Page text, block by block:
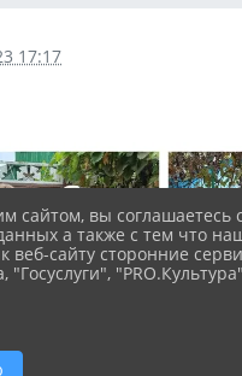
17:17
сайтом, вы соглашаетесь
а также с тем что
веб-сайту сторонние
"Госуслуги",